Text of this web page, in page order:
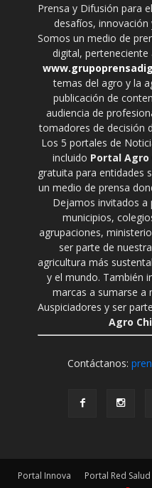
Prensa y Difusión para
desafíos,
Somos un medio de
digital, perteneciente
temas del agro y la
publicación de
audiencia de
tomadores de decisión
Los 5 portales de
incluido Portal Agro
gratuita para entidades
un medio de prensa
Dejamos invitados a
municipios,
agrupaciones,
ser parte de
agricultura más
y el mundo. También
marcas a sumarse a
Auspiciadores y ser
Agro
Contáctanos:
Portal Innova Portal Red Salud